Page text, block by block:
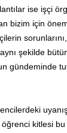
ise işçi
bizim için
şekilde
gündeminde
kitlesi